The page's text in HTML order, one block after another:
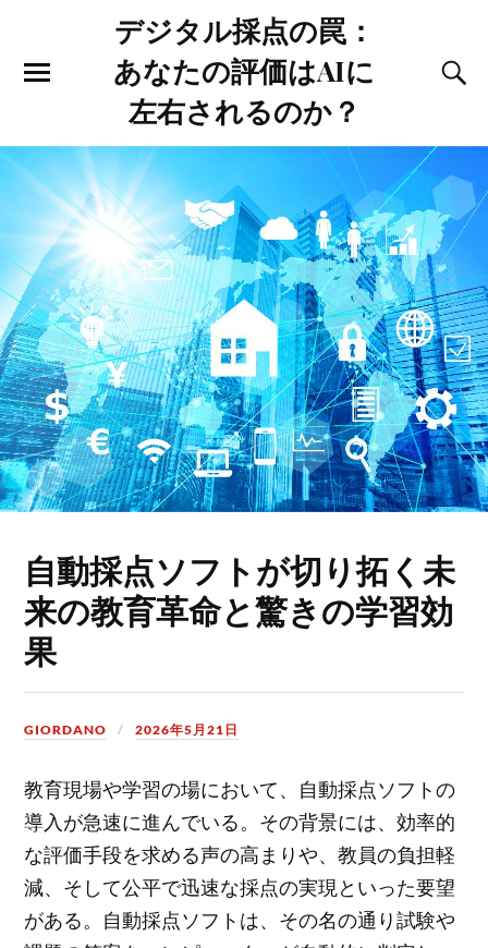
デジタル採点の罠：
あなたの評価はAIに
左右されるのか？
自動採点ソフトが切り拓く未
来の教育革命と驚きの学習効
果
GIORDANO 2026年5月21日
教育現場や学習の場において、自動採点ソフトの
導入が急速に進んでいる。 その背景には、効率的
な評価手段を求める声の高まりや、教員の負担軽
減、そして公平で迅速な採点の実現といった要望
がある。自動採点ソフトは、その名の通り試験や